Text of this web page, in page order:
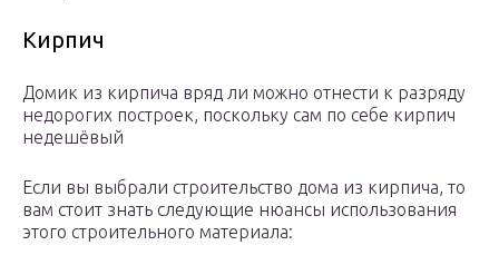
Кирпич
Домик из кирпича вряд ли можно отнести к разряду
недорогих построек, поскольку сам по себе кирпич
недешёвый
Если вы выбрали строительство дома из кирпича, то
вам стоит знать следующие нюансы использования
этого строительного материала: